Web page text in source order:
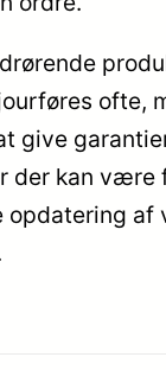
ofte,
give
der kan være
opdatering af